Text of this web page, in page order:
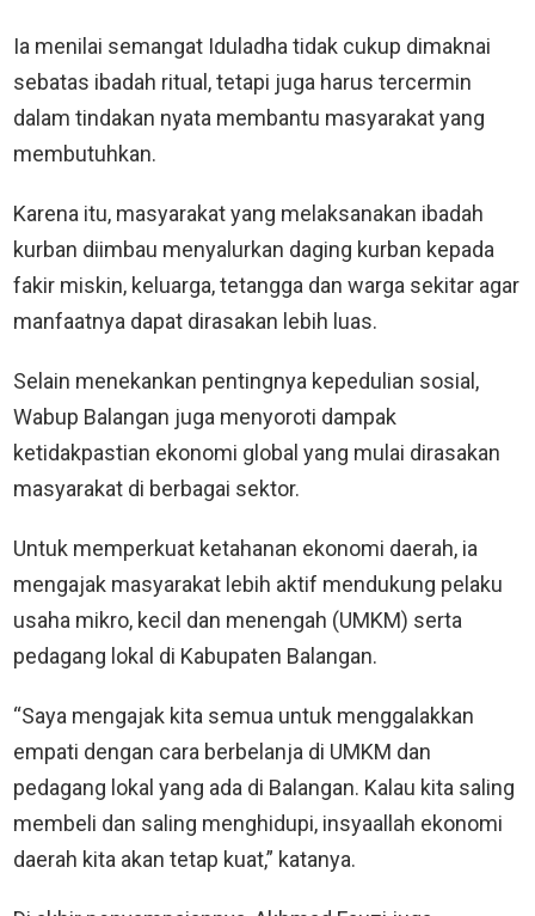
Ia menilai semangat Iduladha tidak cukup dimaknai
sebatas ibadah ritual, tetapi juga harus tercermin
dalam tindakan nyata membantu masyarakat yang
membutuhkan.
Karena itu, masyarakat yang melaksanakan ibadah
kurban diimbau menyalurkan daging kurban kepada
fakir miskin, keluarga, tetangga dan warga sekitar agar
manfaatnya dapat dirasakan lebih luas.
Selain menekankan pentingnya kepedulian sosial,
Wabup Balangan juga menyoroti dampak
ketidakpastian ekonomi global yang mulai dirasakan
masyarakat di berbagai sektor.
Untuk memperkuat ketahanan ekonomi daerah, ia
mengajak masyarakat lebih aktif mendukung pelaku
usaha mikro, kecil dan menengah (UMKM) serta
pedagang lokal di Kabupaten Balangan.
“Saya mengajak kita semua untuk menggalakkan
empati dengan cara berbelanja di UMKM dan
pedagang lokal yang ada di Balangan. Kalau kita saling
membeli dan saling menghidupi, insyaallah ekonomi
daerah kita akan tetap kuat,” katanya.